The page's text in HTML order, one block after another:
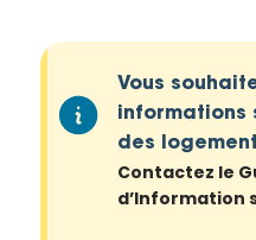
Vous
informations
des
Contactez le
d’Information